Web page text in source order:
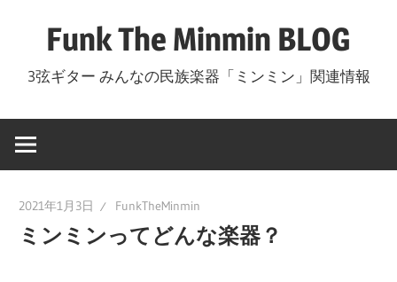
ツ
ス
Funk The Minmin BLOG
3弦ギター みんなの民族楽器「ミンミン」関連情報
2021年1月3日 FunkTheMinmin
ミンミンってどんな楽器？